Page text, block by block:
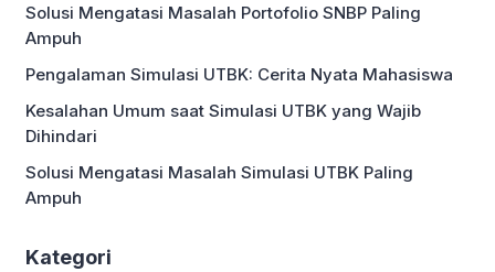
Solusi Mengatasi Masalah Portofolio SNBP Paling
Ampuh
Pengalaman Simulasi UTBK: Cerita Nyata Mahasiswa
Kesalahan Umum saat Simulasi UTBK yang Wajib
Dihindari
Solusi Mengatasi Masalah Simulasi UTBK Paling
Ampuh
Kategori